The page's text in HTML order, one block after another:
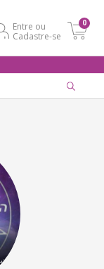
Entre ou
Cadastre-se
0